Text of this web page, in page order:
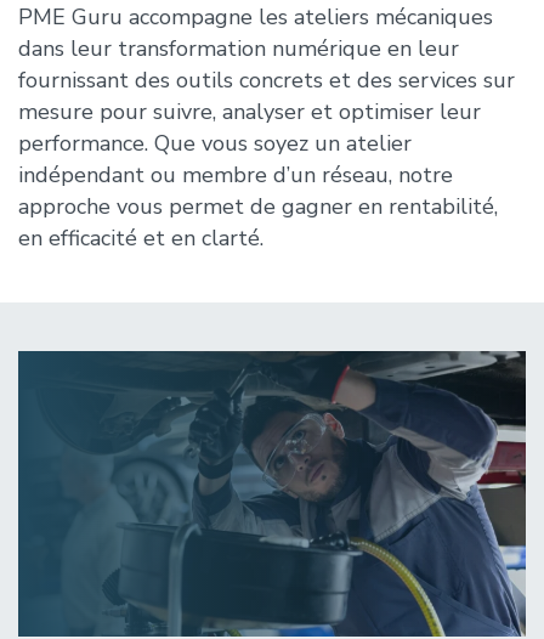
PME Guru accompagne les ateliers mécaniques
dans leur transformation numérique en leur
fournissant des outils concrets et des services sur
mesure pour suivre, analyser et optimiser leur
performance. Que vous soyez un atelier
indépendant ou membre d’un réseau, notre
approche vous permet de gagner en rentabilité,
en efficacité et en clarté.